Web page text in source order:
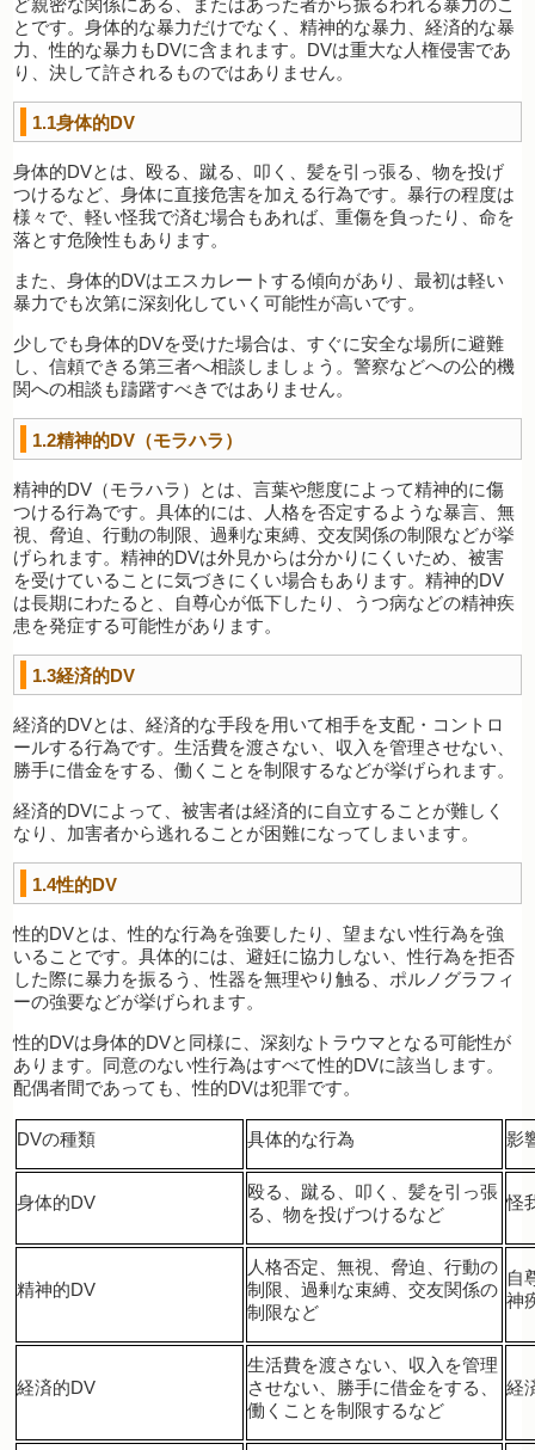
とです。身体的な暴力だけでなく、精神的な暴力、経済的な暴
力、性的な暴力もDVに含まれます。DVは重大な人権侵害であ
り、決して許されるものではありません。
1.1身体的DV
身体的DVとは、殴る、蹴る、叩く、髪を引っ張る、物を投げ
つけるなど、身体に直接危害を加える行為です。暴行の程度は
様々で、軽い怪我で済む場合もあれば、重傷を負ったり、命を
落とす危険性もあります。
また、身体的DVはエスカレートする傾向があり、最初は軽い
暴力でも次第に深刻化していく可能性が高いです。
少しでも身体的DVを受けた場合は、すぐに安全な場所に避難
し、信頼できる第三者へ相談しましょう。警察などへの公的機
関への相談も躊躇すべきではありません。
1.2精神的DV（モラハラ）
精神的DV（モラハラ）とは、言葉や態度によって精神的に傷
つける行為です。具体的には、人格を否定するような暴言、無
視、脅迫、行動の制限、過剰な束縛、交友関係の制限などが挙
げられます。精神的DVは外見からは分かりにくいため、被害
を受けていることに気づきにくい場合もあります。精神的DV
は長期にわたると、自尊心が低下したり、うつ病などの精神疾
患を発症する可能性があります。
1.3経済的DV
経済的DVとは、経済的な手段を用いて相手を支配・コントロ
ールする行為です。生活費を渡さない、収入を管理させない、
勝手に借金をする、働くことを制限するなどが挙げられます。
経済的DVによって、被害者は経済的に自立することが難しく
なり、加害者から逃れることが困難になってしまいます。
1.4性的DV
性的DVとは、性的な行為を強要したり、望まない性行為を強
いることです。具体的には、避妊に協力しない、性行為を拒否
した際に暴力を振るう、性器を無理やり触る、ポルノグラフィ
ーの強要などが挙げられます。
性的DVは身体的DVと同様に、深刻なトラウマとなる可能性が
あります。同意のない性行為はすべて性的DVに該当します。
配偶者間であっても、性的DVは犯罪です。
DVの種類 具体的な行為 影
身体的DV
殴る、蹴る、叩く、髪を引っ張
る、物を投げつけるなど
怪
精神的DV
人格否定、無視、脅迫、行動の
制限、過剰な束縛、交友関係の
制限など
自
神
経済的DV
生活費を渡さない、収入を管理
させない、勝手に借金をする、
働くことを制限するなど
経